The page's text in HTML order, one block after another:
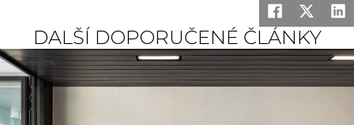
DALŠÍ DOPORUČENÉ ČLÁNKY